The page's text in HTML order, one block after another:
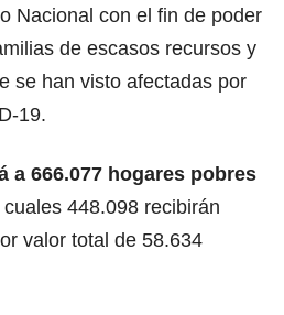
Nacional con el fin de poder
de escasos recursos y
se han visto afectadas por
19.
a 666.077 hogares pobres
448.098 recibirán
valor total de 58.634